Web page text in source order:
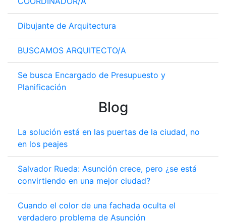
Dibujante de Arquitectura
BUSCAMOS ARQUITECTO/A
Se busca Encargado de Presupuesto y
Planificación
Blog
La solución está en las puertas de la ciudad, no
en los peajes
Salvador Rueda: Asunción crece, pero ¿se está
convirtiendo en una mejor ciudad?
Cuando el color de una fachada oculta el
verdadero problema de Asunción